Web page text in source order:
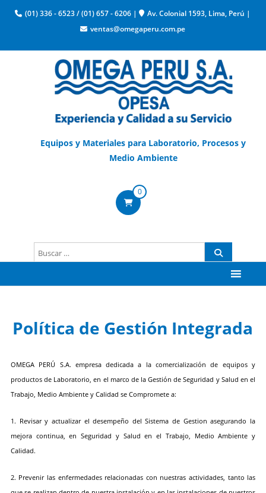
(01) 336 - 6523/(01) 657 - 6206 | Av. Colonial 1593, Lima, Perú |
ventas@omegaperu.com.pe
Equipos y Materiales para Laboratorio, Procesos y
Medio Ambiente
0
Política de Gestión Integrada
OMEGA PERÚ S.A. empresa dedicada a la comercialización de equipos y
productos de Laboratorio, en el marco de la Gestión de Seguridad y Salud en el
Trabajo, Medio Ambiente y Calidad se Compromete a:
1. Revisar y actualizar el desempeño del Sistema de Gestion asegurando la
mejora continua, en Seguridad y Salud en el Trabajo, Medio Ambiente y
Calidad.
2. Prevenir las enfermedades relacionadas con nuestras actividades, tanto las